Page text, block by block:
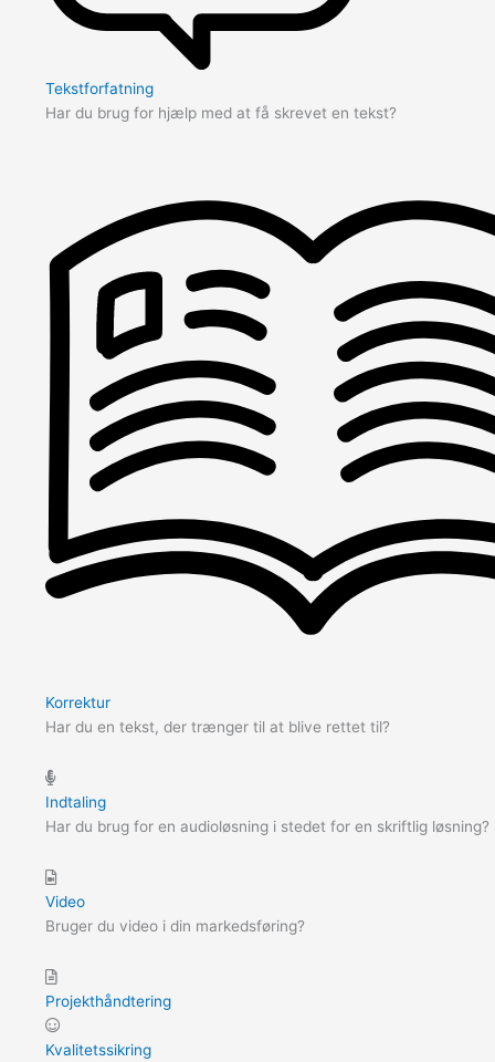
Tekstforfatning
Har du brug for hjælp med at få skrevet en tekst?
Korrektur
Har du en tekst, der trænger til at blive rettet til?
Indtaling
Har du brug for en audioløsning i stedet for en skriftlig løsning?
Video
Bruger du video i din markedsføring?
Projekthåndtering
Kvalitetssikring